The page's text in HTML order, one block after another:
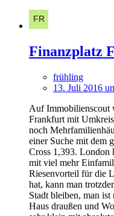
Finanzplatz
frühling
13. Juli 2016
Auf Immobilienscout
Frankfurt mit
noch
einer Suche mit dem
Cross 1,393. London
mit viel mehr
Riesenvorteil für die
hat, kann man
Stadt bleiben, man
Haus draußen und